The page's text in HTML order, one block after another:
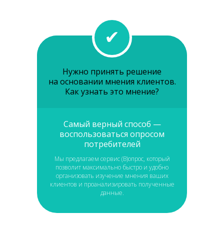
✔
Нужно принять решение
на основании мнения клиентов.
Как узнать это мнение?
Самый верный способ —
воспользоваться опросом
потребителей
Мы предлагаем сервис (В)опрос, который
позволит максимально быстро и удобно
организовать изучение мнения ваших
клиентов и проанализировать полученные
данные.